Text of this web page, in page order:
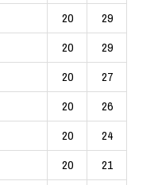
20
29
20
29
20
27
20
26
20
24
20
21